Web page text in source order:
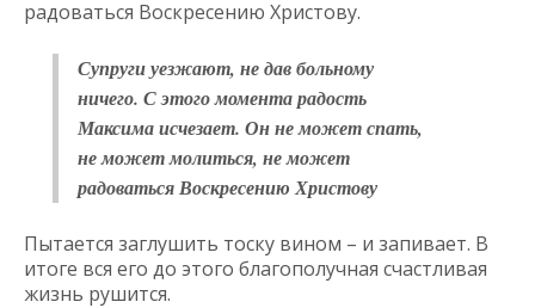
радоваться Воскресению Христову.
Супруги уезжают, не дав больному
ничего. С этого момента радость
Максима исчезает. Он не может спать,
не может молиться, не может
радоваться Воскресению Христову
Пытается заглушить тоску вином – и запивает. В
итоге вся его до этого благополучная счастливая
жизнь рушится.